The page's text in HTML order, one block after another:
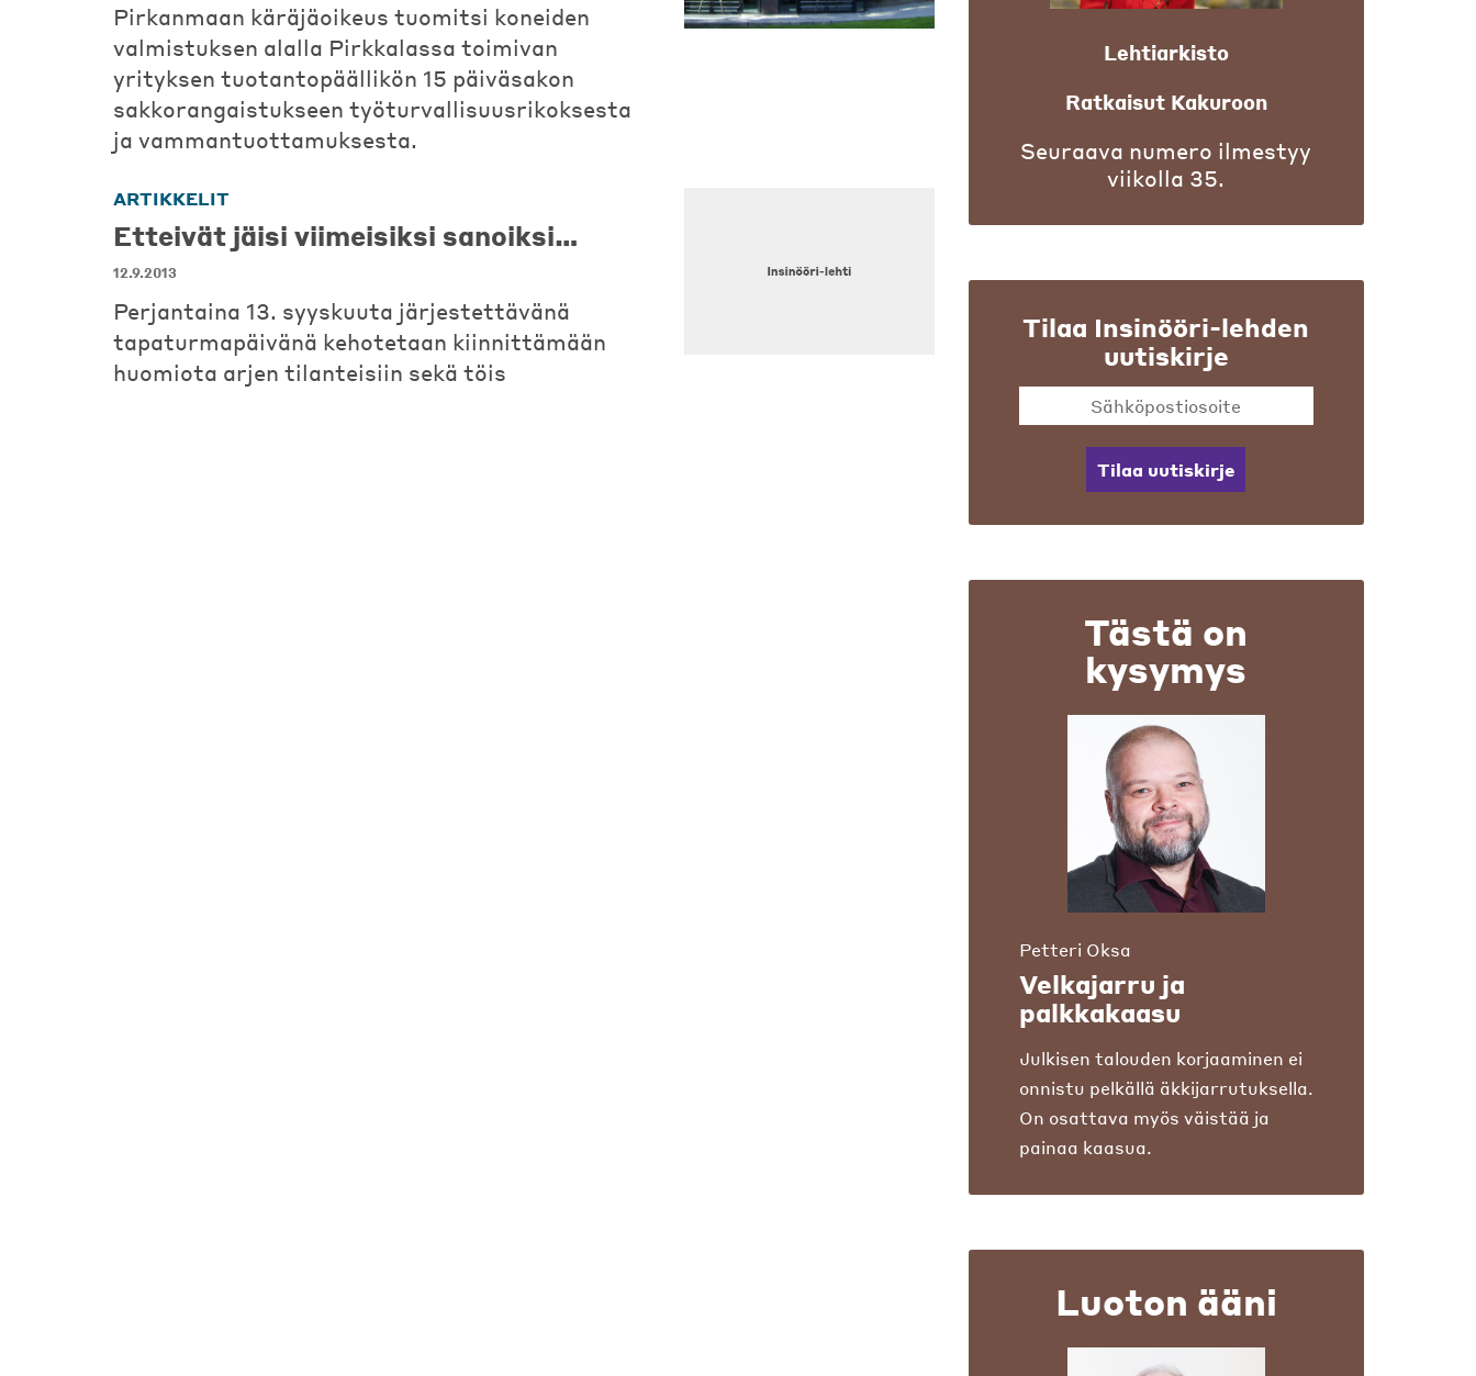
Pirkanmaan käräjäoikeus tuomitsi koneiden
valmistuksen alalla Pirkkalassa toimivan
yrityksen tuotantopäällikön 15 päiväsakon
sakkorangaistukseen työturvallisuusrikoksesta
ja vammantuottamuksesta.
ARTIKKELIT
Etteivät jäisi viimeisiksi sanoiksi…
12.9.2013
Perjantaina 13. syyskuuta järjestettävänä
tapaturmapäivänä kehotetaan kiinnittämään
huomiota arjen tilanteisiin sekä töis
Lehtiarkisto
Ratkaisut Kakuroon
Seuraava numero ilmestyy
viikolla 35.
Tilaa Insinööri-lehden
uutiskirje
Tilaa uutiskirje
Tästä on
kysymys
Petteri Oksa
Velkajarru ja
palkkakaasu
Julkisen talouden korjaaminen ei
onnistu pelkällä äkkijarrutuksella.
On osattava myös väistää ja
painaa kaasua.
Luoton ääni